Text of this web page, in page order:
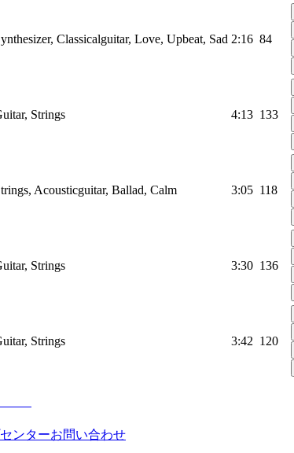
Classicalguitar, Love, Upbeat, Sad 2:16 84
Strings 4:13 133
Acousticguitar, Ballad, Calm 3:05 118
Strings 3:30 136
Strings 3:42 120
ンターお問い合わせ